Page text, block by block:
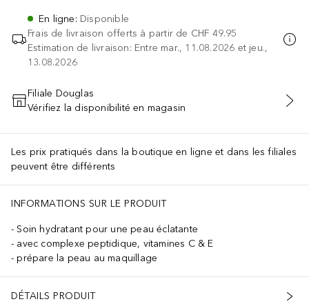
En ligne: Disponible
Frais de livraison offerts à partir de CHF 49.95
Estimation de livraison: Entre mar., 11.08.2026 et jeu.,
13.08.2026
AJOUTER AU PANIER
Filiale Douglas
Vérifiez la disponibilité en magasin
Les prix pratiqués dans la boutique en ligne et dans les filiales
peuvent être différents
INFORMATIONS SUR LE PRODUIT
Soin hydratant pour une peau éclatante
avec complexe peptidique, vitamines C & E
prépare la peau au maquillage
DÉTAILS PRODUIT